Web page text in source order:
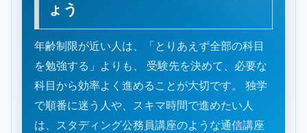
ょう
年齢制限が近い人は、「とりあえず全部の科目
を勉強する」よりも、 受験先を決めて、必要な
科目から効率よく進めることが大切です。 独学
で順番に迷う人や、スキマ時間で進めたい人
は、スタディング公務員講座のような通信講座